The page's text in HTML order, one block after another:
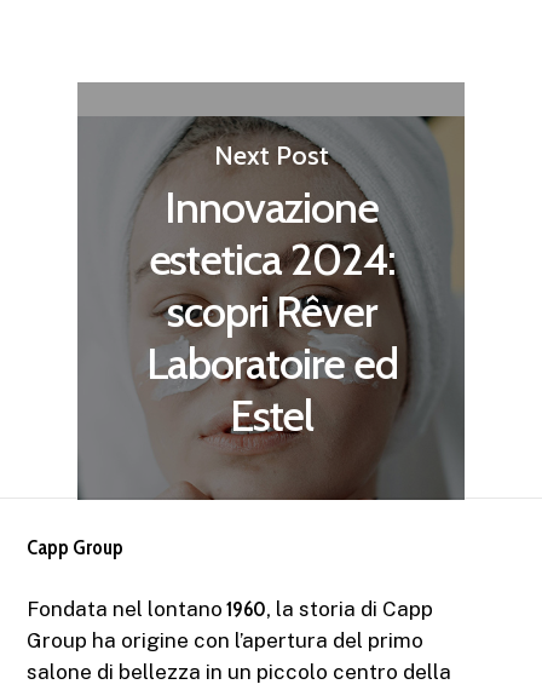
Next Post
Innovazione
estetica 2024:
scopri Rêver
Laboratoire ed
Estel
Capp Group
Fondata nel lontano 1960, la storia di Capp
Group ha origine con l’apertura del primo
salone di bellezza in un piccolo centro della